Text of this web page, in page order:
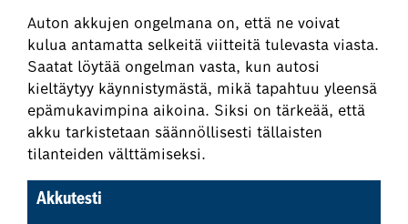
Auton akkujen ongelmana on, että ne voivat
kulua antamatta selkeitä viitteitä tulevasta viasta.
Saatat löytää ongelman vasta, kun autosi
kieltäytyy käynnistymästä, mikä tapahtuu yleensä
epämukavimpina aikoina. Siksi on tärkeää, että
akku tarkistetaan säännöllisesti tällaisten
tilanteiden välttämiseksi.
Akkutesti